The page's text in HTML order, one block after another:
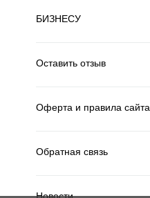
БИЗНЕСУ
Оставить отзыв
Оферта и правила сайта
Обратная связь